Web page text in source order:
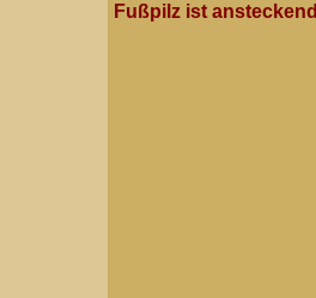
Fußpilz ist ansteckend